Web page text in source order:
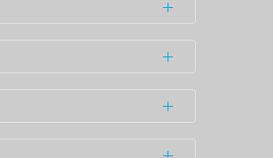
la salute. Il pericolo
come l'Italia è tenuto
rilevante a livello
stessa definizione,
ad esclusione di
di Sanità (ISS)